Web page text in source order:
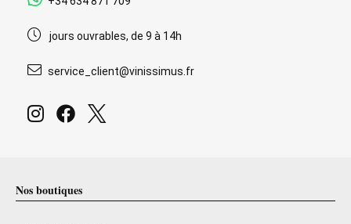
jours ouvrables, de 9 à 14h
service_client@vinissimus.fr
Nos boutiques